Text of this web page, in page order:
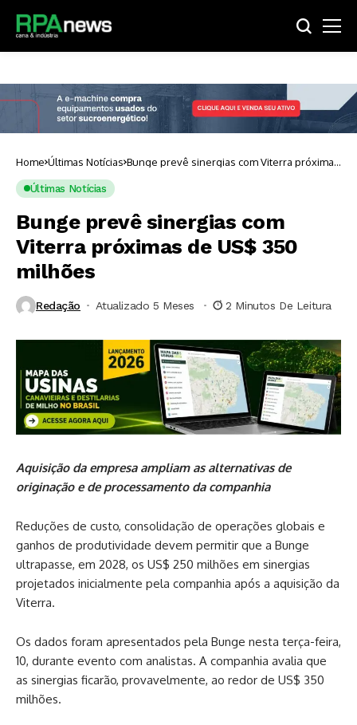
Home Últimas Notícias Bunge prevê sinergias com Viterra próximas
de US$ 350 milhões
Últimas Notícias
Bunge prevê sinergias com
Viterra próximas de US$ 350
milhões
Redação Atualizado 5 Meses ⁮ 2 Minutos De Leitura
Aquisição da empresa ampliam as alternativas de
originação e de processamento da companhia
Reduções de custo, consolidação de operações globais e
ganhos de produtividade devem permitir que a Bunge
ultrapasse, em 2028, os US$ 250 milhões em sinergias
projetados inicialmente pela companhia após a aquisição da
Viterra.
Os dados foram apresentados pela Bunge nesta terça-feira,
10, durante evento com analistas. A companhia avalia que
as sinergias ficarão, provavelmente, ao redor de US$ 350
milhões.